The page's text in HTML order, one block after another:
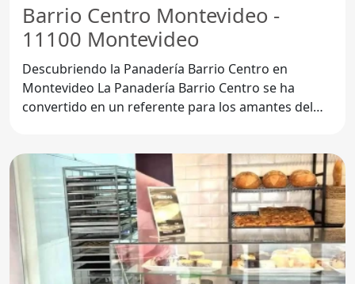
Barrio Centro Montevideo -
11100 Montevideo
Descubriendo la Panadería Barrio Centro en
Montevideo La Panadería Barrio Centro se ha
convertido en un referente para los amantes del